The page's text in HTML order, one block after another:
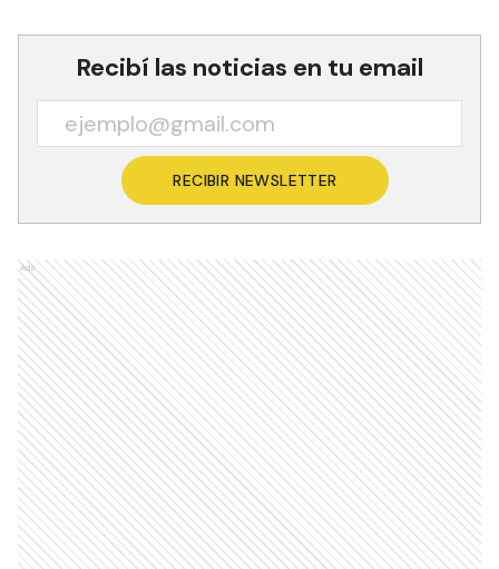
Recibí las noticias en tu email
RECIBIR NEWSLETTER
Ads